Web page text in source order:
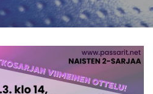
L
L
E
P
O